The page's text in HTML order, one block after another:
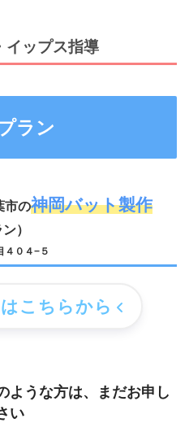
イップス指導
ラン
市の神岡バット製作
）
４０４−５
こちらから
ような方は、まだお申し
い